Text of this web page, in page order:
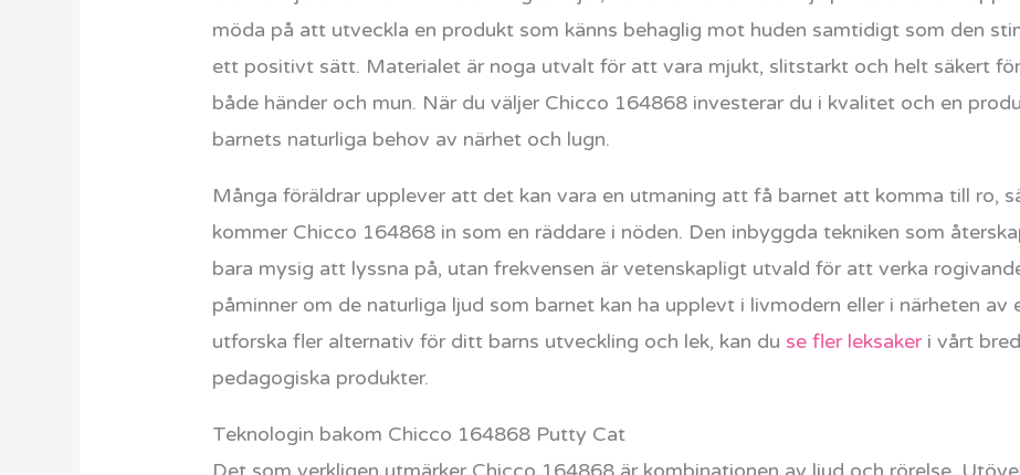
möda på att utveckla en produkt som känns behaglig mot huden samtidigt som den
ett positivt sätt. Materialet är noga utvalt för att vara mjukt, slitstarkt och helt säkert
både händer och mun. När du väljer Chicco 164868 investerar du i kvalitet och en
barnets naturliga behov av närhet och lugn.
Många föräldrar upplever att det kan vara en utmaning att få barnet att komma till ro,
kommer Chicco 164868 in som en räddare i nöden. Den inbyggda tekniken som
bara mysig att lyssna på, utan frekvensen är vetenskapligt utvald för att verka
påminner om de naturliga ljud som barnet kan ha upplevt i livmodern eller i närheten av
utforska fler alternativ för ditt barns utveckling och lek, kan du se fler leksakeri vårt
pedagogiska produkter.
Teknologin bakom Chicco 164868 Putty Cat